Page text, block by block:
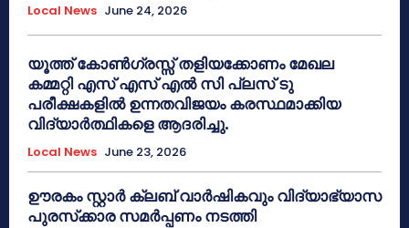
Local News June 24, 2026
യൂത്ത് കോൺഗ്രസ്സ് തളിയക്കോണം മേഖല
കമ്മറ്റി എസ് എസ് എൽ സി പ്ലസ് ടു
പരീക്ഷകളിൽ ഉന്നതവിജയം കരസ്ഥമാക്കിയ
വിദ്യാർത്ഥികളെ ആദരിച്ചു.
Local News June 23, 2026
ഊരകം സ്റ്റാർ ക്ലബ് വാർഷികവും വിദ്യാഭ്യാസ
പുരസ്‌ക്കാര സമർപ്പണം നടത്തി